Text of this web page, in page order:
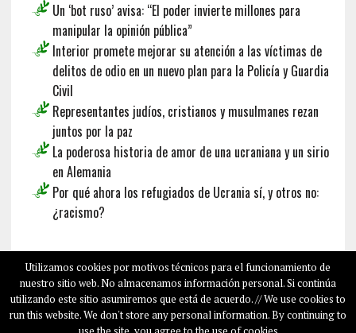
Un ‘bot ruso’ avisa: “El poder invierte millones para
manipular la opinión pública”
Interior promete mejorar su atención a las víctimas de
delitos de odio en un nuevo plan para la Policía y Guardia
Civil
Representantes judíos, cristianos y musulmanes rezan
juntos por la paz
La poderosa historia de amor de una ucraniana y un sirio
en Alemania
Por qué ahora los refugiados de Ucrania sí, y otros no:
¿racismo?
English
Deutsch
Français
COPYRIGHT © 2026SALAMPLAN.COM
Utilizamos cookies por motivos técnicos para el funcionamiento de
nuestro sitio web. No almacenamos información personal. Si continúa
utilizando este sitio asumiremos que está de acuerdo. // We use cookies to
run this website. We don't store any personal information. By continuing to